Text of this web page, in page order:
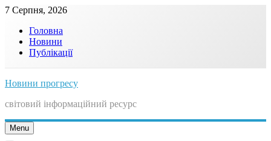
Skip
content
7 Серпня, 2026
Головна
Новини
Публікації
Новини прогресу
світовий інформаційний ресурс
Menu